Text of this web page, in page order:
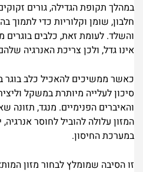
במהלך תקופת הגדילה, גורים
חלבון, שומן וקלוריות כדי לתמוך
והשלד. לעומת זאת, כלבים בוגרים
אינו גדל, ולכן צריכת האנרגיה
כאשר ממשיכים להאכיל כלב בוגר
סיכון לעלייה מיותרת במשקל
והאיברים הפנימיים. מנגד,
המזון עלולה להוביל לחוסר
במערכת החיסון.
זו הסיבה שמומלץ לבחור מזון